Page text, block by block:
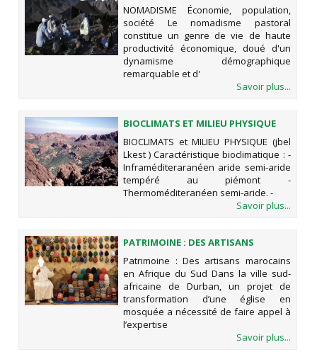
NOMADISME Économie, population,
société Le nomadisme pastoral
constitue un genre de vie de haute
productivité économique, doué d'un
dynamisme démographique
remarquable et d'
Savoir plus...
BIOCLIMATS ET MILIEU PHYSIQUE
(JBEL LKEST )
BIOCLIMATS et MILIEU PHYSIQUE (jbel
Lkest ) Caractéristique bioclimatique : -
Inframéditeraranéen aride semi-aride
tempéré au piémont -
Thermoméditeranéen semi-aride. -
Savoir plus...
PATRIMOINE : DES ARTISANS
MAROCAINS EN AFRIQUE DU SUD
Patrimoine : Des artisans marocains
en Afrique du Sud Dans la ville sud-
africaine de Durban, un projet de
transformation d’une église en
mosquée a nécessité de faire appel à
l’expertise
Savoir plus...